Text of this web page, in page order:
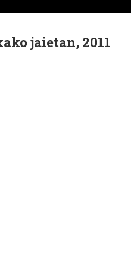
jaietan, 2011